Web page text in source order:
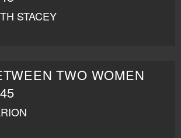
STACEY
TWO WOMEN